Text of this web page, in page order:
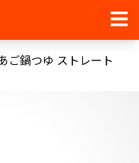
ご鍋つゆ ストレート